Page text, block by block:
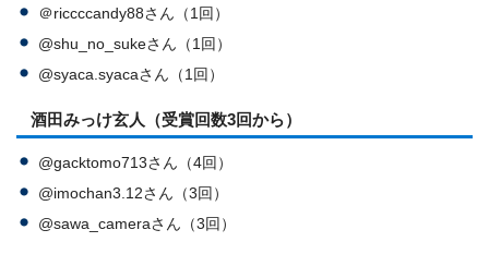
＠riccccandy88さん（1回）
@shu_no_sukeさん（1回）
@syaca.syacaさん（1回）
酒田みっけ玄人（受賞回数3回から）
@gacktomo713さん（4回）
@imochan3.12さん（3回）
@sawa_cameraさん（3回）